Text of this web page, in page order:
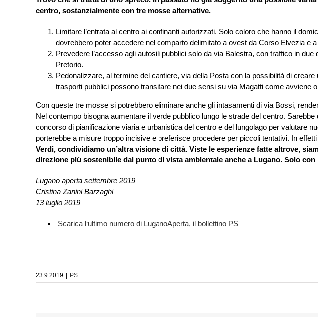
centro, sostanzialmente con tre mosse alternative.
Limitare l’entrata al centro ai confinanti autorizzati. Solo coloro che hanno il
dovrebbero poter accedere nel comparto delimitato a ovest da Corso Elvezia e
Prevedere l’accesso agli autosili pubblici solo da via Balestra, con traffico in
Pretorio.
Pedonalizzare, al termine del cantiere, via della Posta con la possibilità di
trasporti pubblici possono transitare nei due sensi su via Magatti come avviene
Con queste tre mosse si potrebbero eliminare anche gli intasamenti di via Bossi,
Nel contempo bisogna aumentare il verde pubblico lungo le strade del centro.
concorso di pianificazione viaria e urbanistica del centro e del lungolago per valutare
porterebbe a misure troppo incisive e preferisce procedere per piccoli tentativi. In
Verdi, condividiamo un’altra visione di città. Viste le esperienze fatte altrove,
direzione più sostenibile dal punto di vista ambientale anche a Lugano. Solo
Lugano aperta settembre 2019
Cristina Zanini Barzaghi
13 luglio 2019
Scarica l‘ultimo numero di LuganoAperta, il bollettino PS
23.9.2019 PS